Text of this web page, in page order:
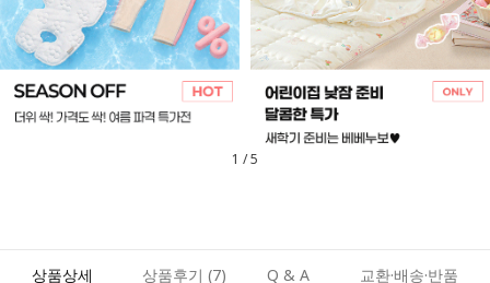
2 /5
상품상세 상품후기 (7) Q & A 교환·배송·반품